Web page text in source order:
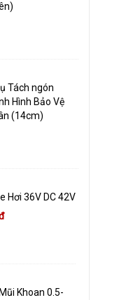
Tách ngón
Hình Bảo Vệ
(14cm)
Hơi 36V DC 42V
Khoan 0.5-